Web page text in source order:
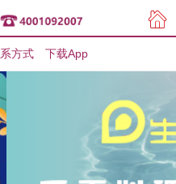
用户注册
方式 下载App